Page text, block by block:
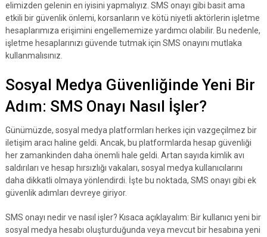
elimizden gelenin en iyisini yapmalıyız. SMS onayı gibi basit ama
etkili bir güvenlik önlemi, korsanların ve kötü niyetli aktörlerin işletme
hesaplarımıza erişimini engellememize yardımcı olabilir. Bu nedenle,
işletme hesaplarınızı güvende tutmak için SMS onayını mutlaka
kullanmalısınız.
Sosyal Medya Güvenliğinde Yeni Bir
Adım: SMS Onayı Nasıl İşler?
Günümüzde, sosyal medya platformları herkes için vazgeçilmez bir
iletişim aracı haline geldi. Ancak, bu platformlarda hesap güvenliği
her zamankinden daha önemli hale geldi. Artan sayıda kimlik avı
saldırıları ve hesap hırsızlığı vakaları, sosyal medya kullanıcılarını
daha dikkatli olmaya yönlendirdi. İşte bu noktada, SMS onayı gibi ek
güvenlik adımları devreye giriyor.
SMS onayı nedir ve nasıl işler? Kısaca açıklayalım: Bir kullanıcı yeni bir
sosyal medya hesabı oluşturduğunda veya mevcut bir hesabına yeni